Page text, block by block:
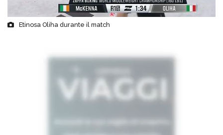
Etinosa Oliha durante il match